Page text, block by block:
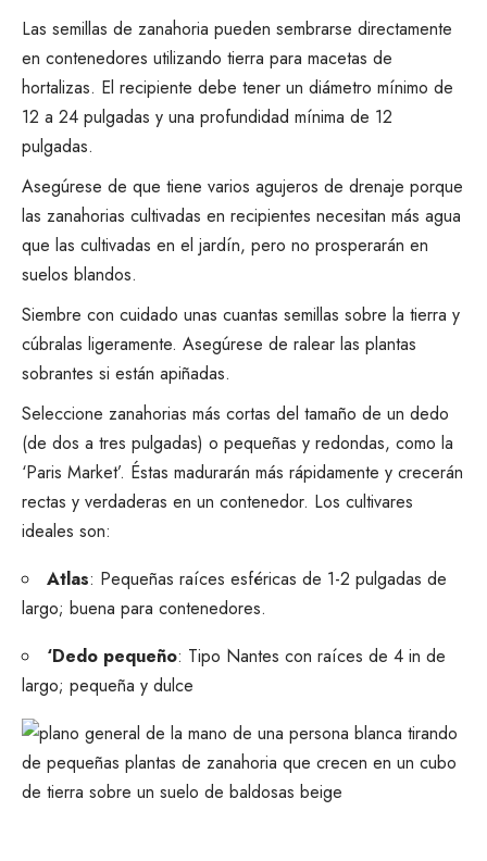
Las semillas de zanahoria pueden sembrarse directamente
en contenedores utilizando tierra para macetas de
hortalizas. El recipiente debe tener un diámetro mínimo de
12 a 24 pulgadas y una profundidad mínima de 12
pulgadas.
Asegúrese de que tiene varios agujeros de drenaje porque
las zanahorias cultivadas en recipientes necesitan más agua
que las cultivadas en el jardín, pero no prosperarán en
suelos blandos.
Siembre con cuidado unas cuantas semillas sobre la tierra y
cúbralas ligeramente. Asegúrese de ralear las plantas
sobrantes si están apiñadas.
Seleccione zanahorias más cortas del tamaño de un dedo
(de dos a tres pulgadas) o pequeñas y redondas, como la
‘Paris Market’. Éstas madurarán más rápidamente y crecerán
rectas y verdaderas en un contenedor. Los cultivares
ideales son:
Atlas: Pequeñas raíces esféricas de 1-2 pulgadas de
largo; buena para contenedores.
‘Dedo pequeño: Tipo Nantes con raíces de 4 in de
largo; pequeña y dulce